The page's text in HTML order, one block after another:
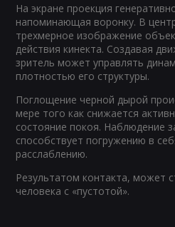
На экране проекция
напоминающая воронку. В
трехмерное изображение
действия кинекта. Создавая
зритель может управлять
плотностью его структуры.
Поглощение черной дырой
мере того как снижается
состояние покоя. Наблюдение
способствует погружению в
расслаблению.
Результатом контакта, может
человека с «пустотой».